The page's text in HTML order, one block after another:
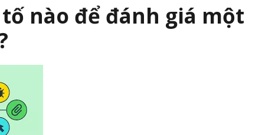
nào để đánh giá một